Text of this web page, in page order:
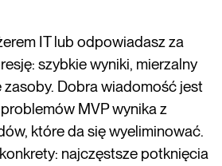
IT lub odpowiadasz za
szybkie wyniki, mierzalny
Dobra wiadomość jest
MVP wynika z
które da się wyeliminować.
najczęstsze potknięcia